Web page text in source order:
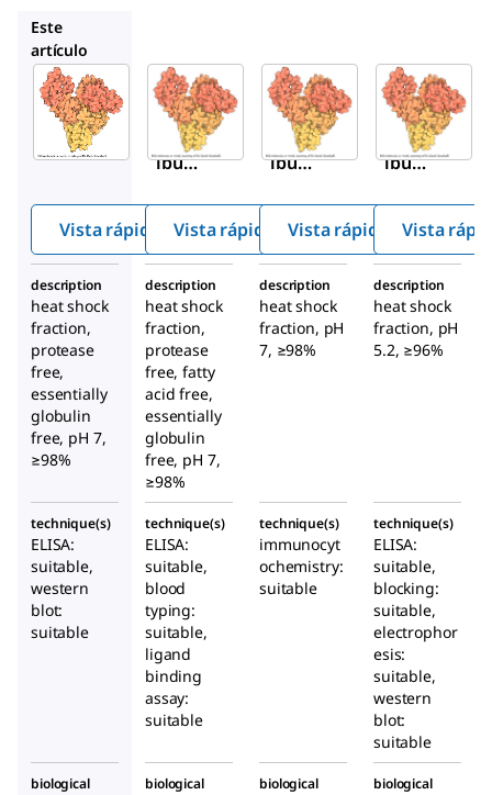
Este
artículo
Sigma-
Aldrich
A3059
Seroa
lbúmi
Vista rápida
Sigma-
Aldrich
A7030
Seroa
lbúmi
Vista rápida
Sigma-
Aldrich
A9647
Seroa
lbúmi
Vista rápida Vista
description
heat shock
fraction,
protease
free,
essentially
globulin
free, pH 7,
≥98%
description
heat shock
fraction,
protease
free, fatty
acid free,
essentially
globulin
free, pH 7,
≥98%
description
heat shock
fraction, pH
7, ≥98%
description
heat shock
fraction, pH
5.2, ≥96%
technique(s)
ELISA:
suitable,
western
blot:
suitable
technique(s)
ELISA:
suitable,
blood
typing:
suitable,
ligand
binding
assay:
suitable
technique(s)
immunocyt
ochemistry:
suitable
technique(s)
ELISA:
suitable,
blocking:
suitable,
electrophor
esis:
suitable,
western
blot:
suitable
biological
biological
biological
biological